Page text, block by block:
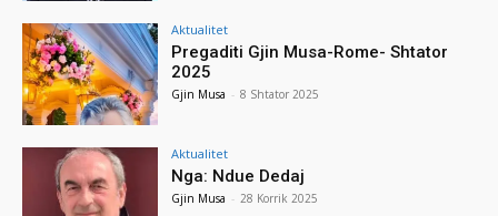
Aktualitet
Pregaditi Gjin Musa-Rome- Shtator
2025
Gjin Musa - 8 Shtator 2025
Aktualitet
Nga: Ndue Dedaj
Gjin Musa - 28 Korrik 2025